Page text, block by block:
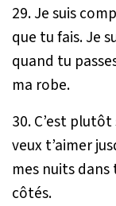
29. Je suis
que tu fais. Je
quand tu
ma robe.
30. C’est
veux t’aimer
mes nuits
côtés.